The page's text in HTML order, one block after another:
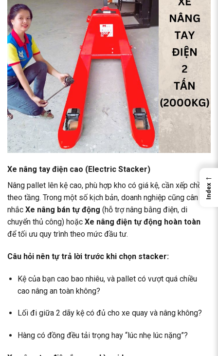
Xe nâng tay điện cao (Electric Stacker)
Nâng pallet lên kệ cao, phù hợp kho có giá kệ, cần xếp chồng
theo tầng. Trong một số kịch bản, doanh nghiệp cũng cân
nhắc Xe nâng bán tự động (hỗ trợ nâng bằng điện, di
chuyển thủ công) hoặc Xe nâng điện tự động hoàn toàn
để tối ưu quy trình theo mức đầu tư.
Câu hỏi nên tự trả lời trước khi chọn stacker:
Kệ của bạn cao bao nhiêu, và pallet có vượt quá chiều
cao nâng an toàn không?
Lối đi giữa 2 dãy kệ có đủ cho xe quay và nâng không?
Hàng có đồng đều tải trọng hay “lúc nhẹ lúc nặng”?
←
Index